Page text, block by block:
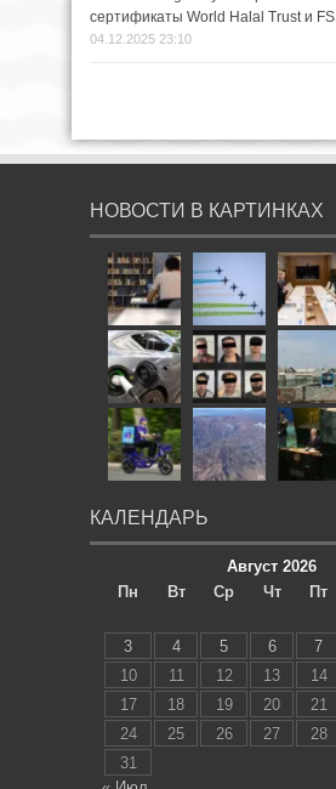
сертификаты World Halal Trust и
04.12.2025 23:10
НОВОСТИ В КАРТИНКАХ
КАЛЕНДАРЬ
Август 2026
Пн
Вт Ср Чт Пт
3
4 5 6 7
10
11 12 13 14
17
18 19 20 21
24
25 26 27 28
31